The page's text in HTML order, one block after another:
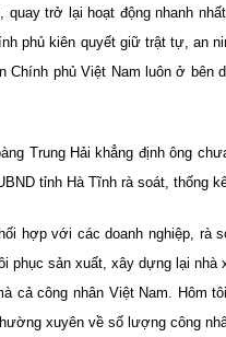
trở lại hoạt động nhanh
phủ kiên quyết giữ trật tự, an
phủ Việt Nam luôn ở bên
Trung Hải khẳng định ông
tỉnh Hà Tĩnh rà soát, thống
hợp với các doanh nghiệp, rà
phục sản xuất, xây dựng lại
cả công nhân Việt Nam. Hôm
xuyên về số lượng công